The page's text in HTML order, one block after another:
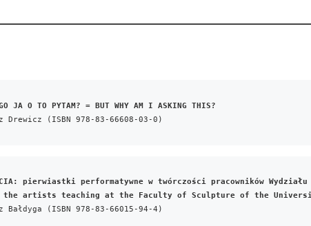
JA O TO PYTAM? = BUT WHY AM I ASKING THIS?
Drewicz (ISBN 978-83-66608-03-0)
pierwiastki performatywne w twórczości pracowników
the artists teaching at the Faculty of Sculpture of the
Bałdyga (ISBN 978-83-66015-94-4)